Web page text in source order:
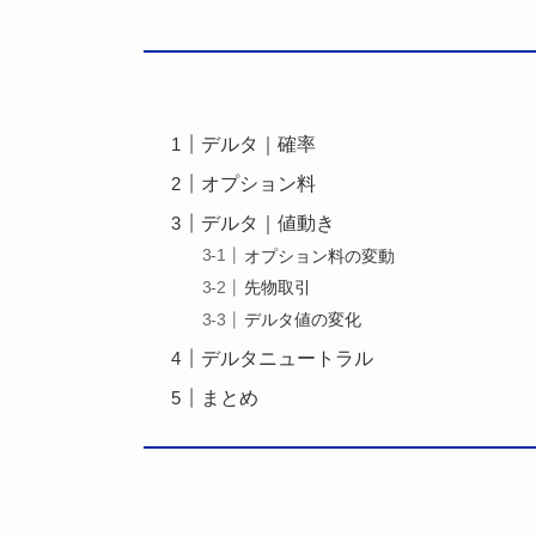
デルタ｜確率
オプション料
デルタ｜値動き
オプション料の変動
先物取引
デルタ値の変化
デルタニュートラル
まとめ